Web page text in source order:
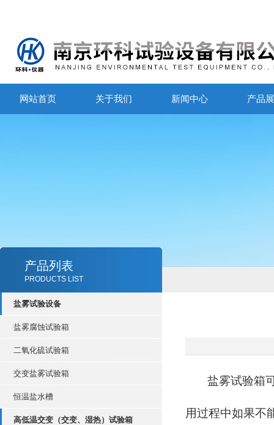
网站首页 关于我们 新闻中心 产品
产品列表
PRODUCTS LIST
盐雾试验设备
盐雾腐蚀试验箱
二氧化硫试验箱
交变盐雾试验箱
恒温盐水槽
高低温交变（交变、湿热）试验箱
盐雾试验箱
用过程中如果不